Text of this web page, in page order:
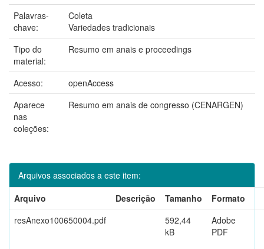
Palavras-
chave:
Coleta
Variedades tradicionais
Tipo do
material:
Resumo em anais e proceedings
Acesso:
openAccess
Aparece
nas
coleções:
Resumo em anais de congresso (CENARGEN)
Arquivos associados a este item:
Arquivo
Descrição Tamanho
Formato
resAnexo100650004.pdf
592,44
kB
Adobe
PDF